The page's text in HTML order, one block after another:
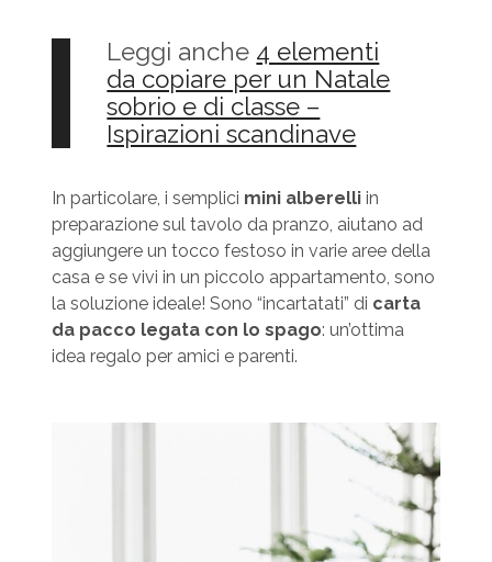
Leggi anche 4 elementi
da copiare per un Natale
sobrio e di classe –
Ispirazioni scandinave
In particolare, i semplici mini alberelliin
preparazione sul tavolo da pranzo, aiutano ad
aggiungere un tocco festoso in varie aree della
casa e se vivi in un piccolo appartamento, sono
la soluzione ideale! Sono “incartatati” di carta
da pacco legata con lo spago: un’ottima
idea regalo per amici e parenti.